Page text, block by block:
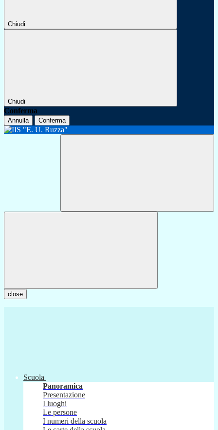
Chiudi
Chiudi
Conferma
Annulla Conferma
close
Scuola
Panoramica
Presentazione
I luoghi
Le persone
I numeri della scuola